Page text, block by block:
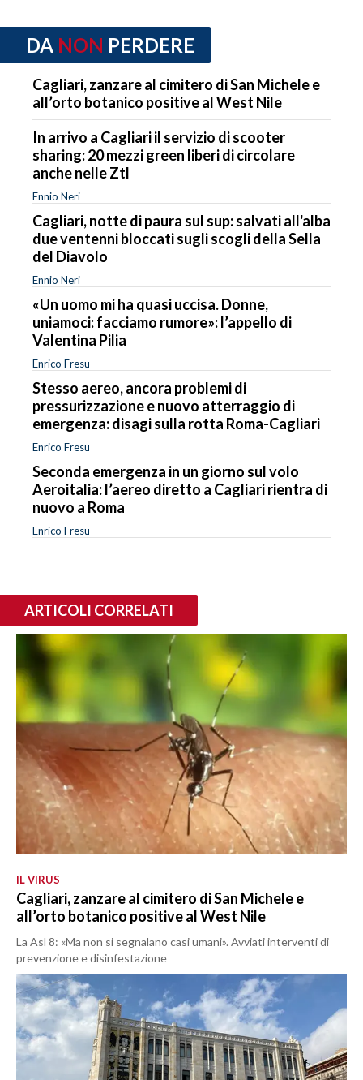
DA NON PERDERE
Cagliari, zanzare al cimitero di San Michele e
all’orto botanico positive al West Nile
In arrivo a Cagliari il servizio di scooter
sharing: 20 mezzi green liberi di circolare
anche nelle Ztl
Ennio Neri
Cagliari, notte di paura sul sup: salvati all'alba
due ventenni bloccati sugli scogli della Sella
del Diavolo
Ennio Neri
«Un uomo mi ha quasi uccisa. Donne,
uniamoci: facciamo rumore»: l’appello di
Valentina Pilia
Enrico Fresu
Stesso aereo, ancora problemi di
pressurizzazione e nuovo atterraggio di
emergenza: disagi sulla rotta Roma-Cagliari
Enrico Fresu
Seconda emergenza in un giorno sul volo
Aeroitalia: l’aereo diretto a Cagliari rientra di
nuovo a Roma
Enrico Fresu
ARTICOLI CORRELATI
IL VIRUS
Cagliari, zanzare al cimitero di San Michele e
all’orto botanico positive al West Nile
La Asl 8: «Ma non si segnalano casi umani». Avviati interventi di
prevenzione e disinfestazione